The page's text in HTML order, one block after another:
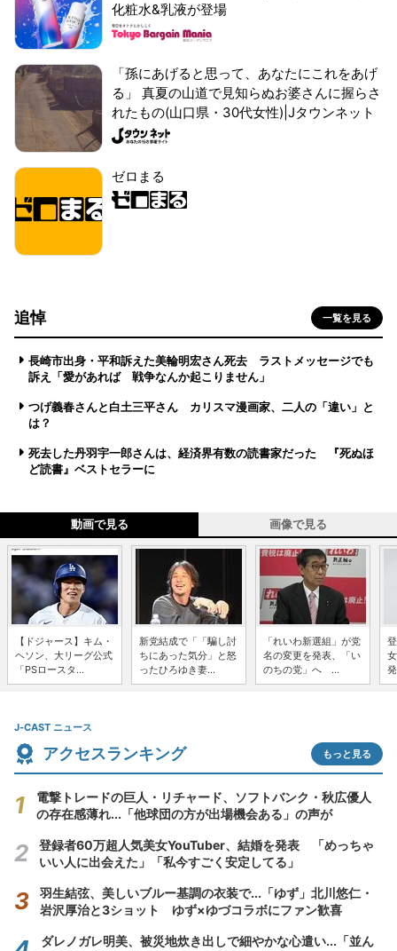
化粧水&乳液が登場
「孫にあげると思って、あなたにこれをあげ
る」 真夏の山道で見知らぬお婆さんに握らさ
れたもの(山口県・30代女性)|Jタウンネット
ゼロまる
追悼 一覧を見る
長崎市出身・平和訴えた美輪明宏さん死去 ラストメッセージでも
訴え「愛があれば 戦争なんか起こりません」
つげ義春さんと白土三平さん カリスマ漫画家、二人の「違い」と
は？
死去した丹羽宇一郎さんは、経済界有数の読書家だった 『死ぬほ
ど読書』ベストセラーに
動画で見る 画像で見る
【ドジャース】キム・
ヘソン、大リーグ公式
「PSロースタ...
新党結成で「「騙し討
ちにあった気分」と怒
ったひろゆき妻...
「れいわ新選組」が党
名の変更を発表、「い
のちの党」へ ...
J-CAST ニュース
アクセスランキング もっと見る
電撃トレードの巨人・リチャード、ソフトバンク・秋広優人
の存在感薄れ...「他球団の方が出場機会ある」の声が
登録者60万超人気美女YouTuber、結婚を発表 「めっちゃ
いい人に出会えた」「私今すごく安定してる」
羽生結弦、美しいブルー基調の衣装で...「ゆず」北川悠仁・
岩沢厚治と3ショット ゆず×ゆづコラボにファン歓喜
ダレノガレ明美、被災地炊き出しで細やかな心遣い...「並ん